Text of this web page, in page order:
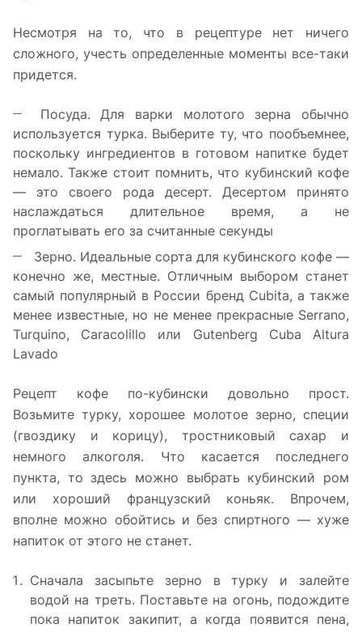
Несмотря на то, что в рецептуре нет ничего
сложного, учесть определенные моменты все-таки
придется.
Посуда. Для варки молотого зерна обычно
используется турка. Выберите ту, что пообъемнее,
поскольку ингредиентов в готовом напитке будет
немало. Также стоит помнить, что кубинский кофе
— это своего рода десерт. Десертом принято
наслаждаться длительное время, а не
проглатывать его за считанные секунды
Зерно. Идеальные сорта для кубинского кофе —
конечно же, местные. Отличным выбором станет
самый популярный в России бренд Cubita, а также
менее известные, но не менее прекрасные Serrano,
Turquino, Caracolillo или Gutenberg Cuba Altura
Lavado
Рецепт кофе по-кубински довольно прост.
Возьмите турку, хорошее молотое зерно, специи
(гвоздику и корицу), тростниковый сахар и
немного алкоголя. Что касается последнего
пункта, то здесь можно выбрать кубинский ром
или хороший французский коньяк. Впрочем,
вполне можно обойтись и без спиртного — хуже
напиток от этого не станет.
Сначала засыпьте зерно в турку и залейте
водой на треть. Поставьте на огонь, подождите
пока напиток закипит, а когда появится пена,